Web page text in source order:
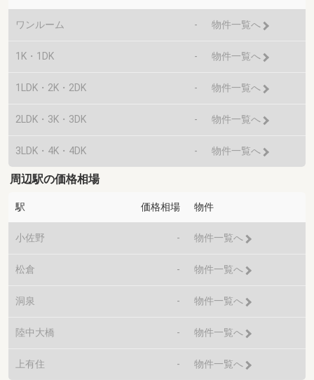
ワンルーム - 物件一覧へ
1K・1DK - 物件一覧へ
1LDK・2K・2DK - 物件一覧へ
2LDK・3K・3DK - 物件一覧へ
3LDK・4K・4DK - 物件一覧へ
周辺駅の価格相場
駅 価格相場 物件
小佐野 - 物件一覧へ
松倉 - 物件一覧へ
洞泉 - 物件一覧へ
陸中大橋 - 物件一覧へ
上有住 - 物件一覧へ